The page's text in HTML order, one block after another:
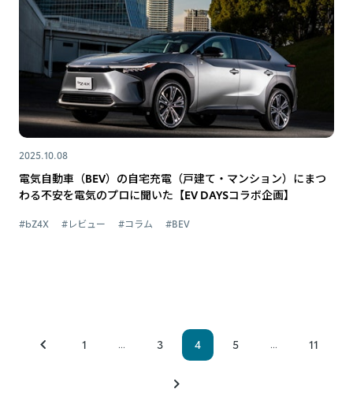
2025.10.08
電気自動車（BEV）の自宅充電（戸建て・マンション）にまつ
わる不安を電気のプロに聞いた【EV DAYSコラボ企画】
#bZ4X #レビュー #コラム #BEV
1 ... 3 4 5 ... 11